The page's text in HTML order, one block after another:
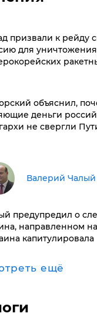
призвали к рейду
для уничтожения
объяснил,
деньги
не свергли
Валерий Чалый
предупредил о
направленном
капитулировала
ещё